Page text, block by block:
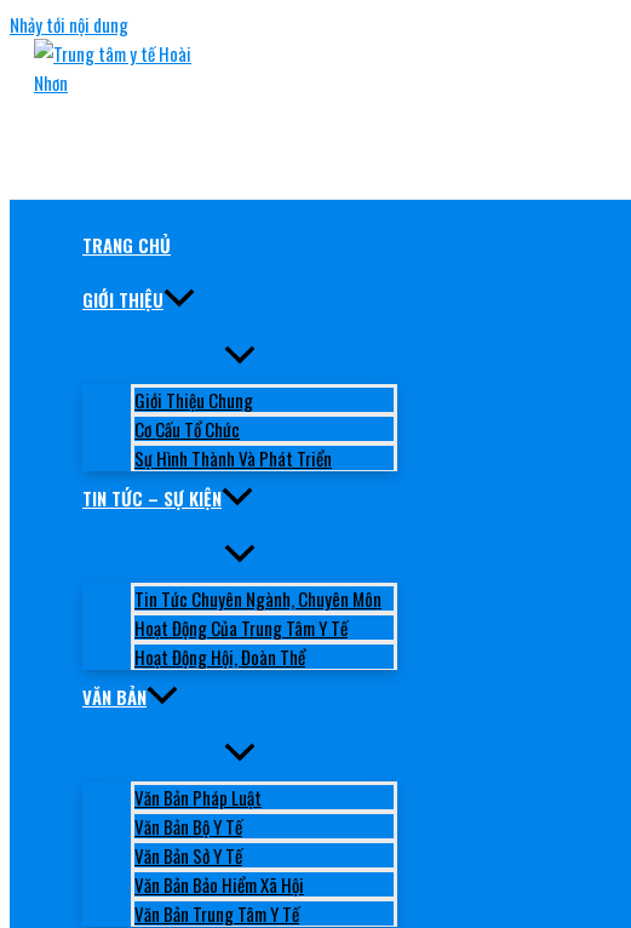
Nhảy tới nội dung
TRANG CHỦ
GIỚI THIỆU
Giới Thiệu Chung
Cơ Cấu Tổ Chức
Sự Hình Thành Và Phát Triển
TIN TỨC – SỰ KIỆN
Tin Tức Chuyên Ngành, Chuyên Môn
Hoạt Động Của Trung Tâm Y Tế
Hoạt Động Hội, Đoàn Thể
VĂN BẢN
Văn Bản Pháp Luật
Văn Bản Bộ Y Tế
Văn Bản Sở Y Tế
Văn Bản Bảo Hiểm Xã Hội
Văn Bản Trung Tâm Y Tế